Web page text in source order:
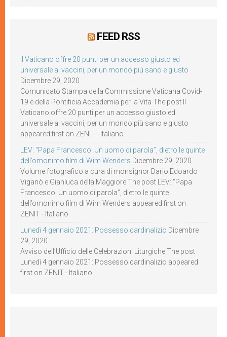
FEED RSS
Il Vaticano offre 20 punti per un accesso giusto ed
universale ai vaccini, per un mondo più sano e giusto
Dicembre 29, 2020
Comunicato Stampa della Commissione Vaticana Covid-
19 e della Pontificia Accademia per la Vita The post Il
Vaticano offre 20 punti per un accesso giusto ed
universale ai vaccini, per un mondo più sano e giusto
appeared first on ZENIT - Italiano.
LEV: “Papa Francesco. Un uomo di parola”, dietro le quinte
dell’omonimo film di Wim Wenders Dicembre 29, 2020
Volume fotografico a cura di monsignor Dario Edoardo
Viganò e Gianluca della Maggiore The post LEV: “Papa
Francesco. Un uomo di parola”, dietro le quinte
dell’omonimo film di Wim Wenders appeared first on
ZENIT - Italiano.
Lunedì 4 gennaio 2021: Possesso cardinalizio Dicembre
29, 2020
Avviso dell’Ufficio delle Celebrazioni Liturgiche The post
Lunedì 4 gennaio 2021: Possesso cardinalizio appeared
first on ZENIT - Italiano.